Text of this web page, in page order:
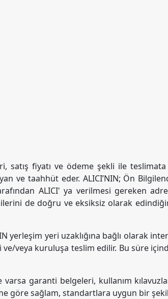
satış fiyatı ve ödeme şekli ile
ve taahhüt eder. ALICI’NIN; Ön
ALICI' ya verilmesi gereken
de doğru ve eksiksiz olarak
yerleşim yeri uzaklığına bağlı olarak
veya kuruluşa teslim edilir. Bu süre
garanti belgeleri, kullanım
göre sağlam, standartlara uygun bir